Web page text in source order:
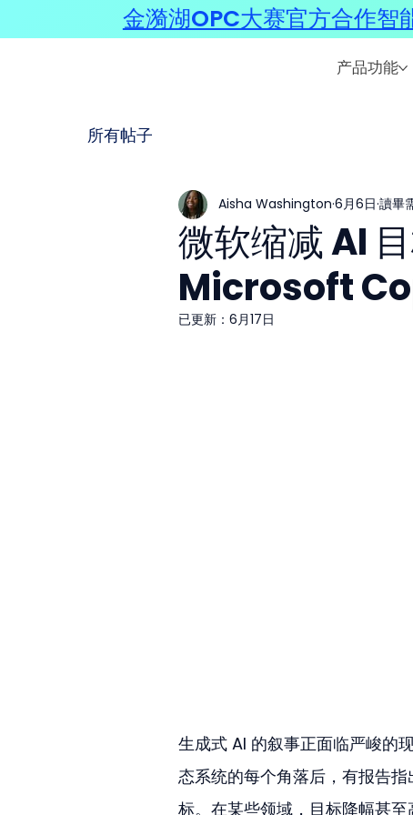
产品功能
所有帖子
微软缩减 AI
Microsoft
Aisha Washington 6月6日 讀畢
已更新： 6月17日
生成式 AI 的叙事正面临严峻的
态系统的每个角落后，有报告
标。在某些领域，目标降幅甚至
金漪湖OPC大赛官方合作